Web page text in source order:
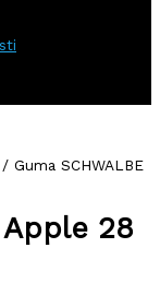
/ Guma SCHWALBE
Apple 28